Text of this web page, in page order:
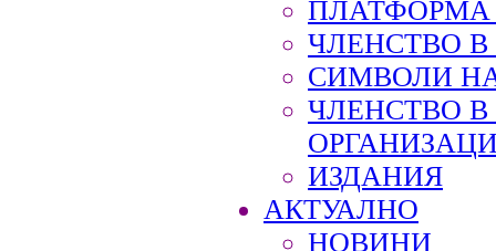
ПЛАТФОРМА
ЧЛЕНСТВО В
СИМВОЛИ
ЧЛЕНСТВО
ИЗДАНИЯ
АКТУАЛНО
НОВИНИ